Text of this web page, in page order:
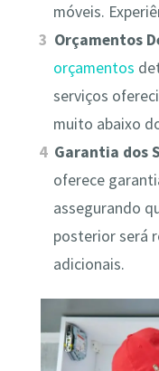
móveis.
Orçamentos
orçamentos
serviços
muito abaixo
Garantia dos
oferece
assegurando
posterior será
adicionais.